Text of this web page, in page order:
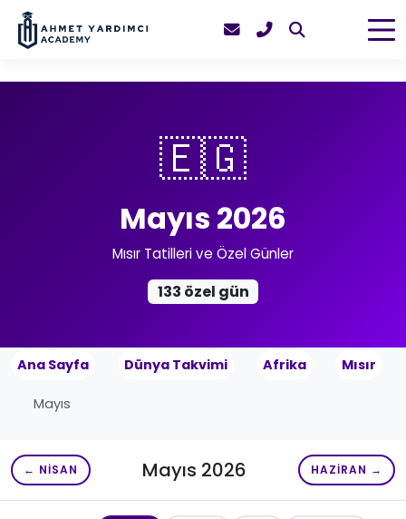
🇪🇬
Mayıs 2026
Mısır Tatilleri ve Özel Günler
133 özel gün
Ana Sayfa Dünya Takvimi Afrika Mısır
Mayıs
← NISAN Mayıs 2026 HAZIRAN →